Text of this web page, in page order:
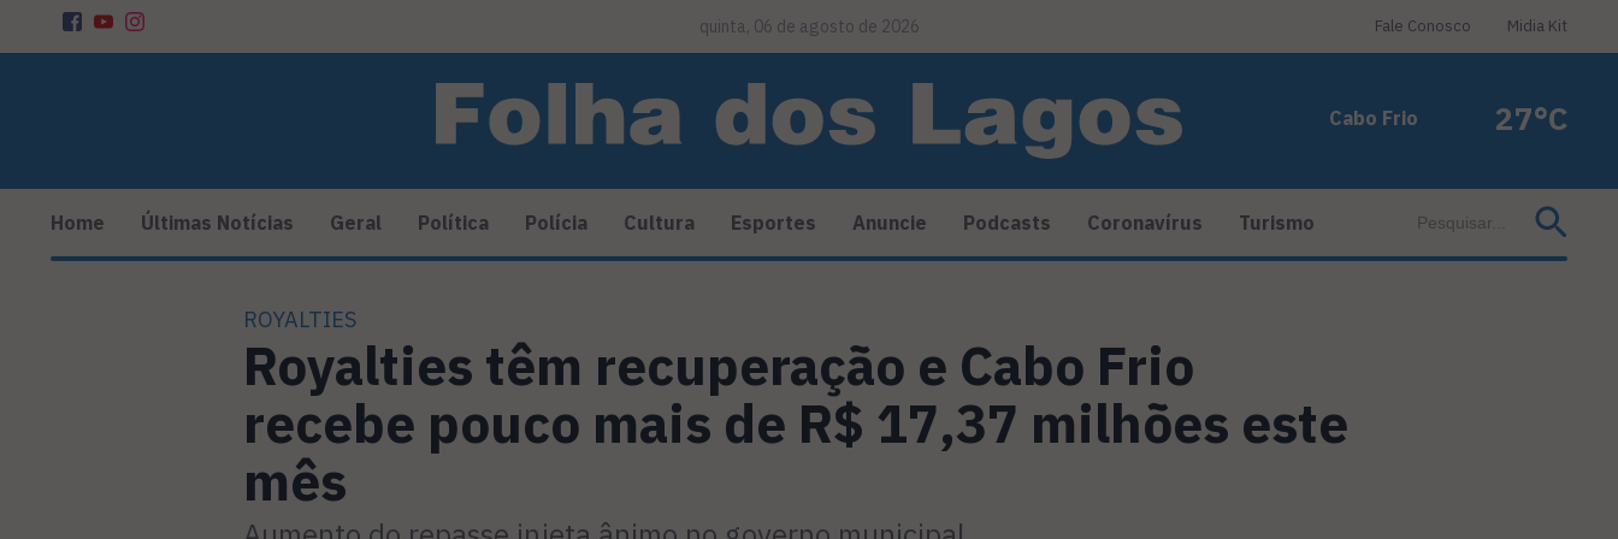
quinta, 06 de agosto de 2026 Fale Conosco Midia Kit
Cabo Frio 27°C
Home Últimas Notícias Geral Política Polícia Cultura Esportes Anuncie Podcasts Coronavírus Turismo
ROYALTIES
Royalties têm recuperação e Cabo Frio
recebe pouco mais de R$ 17,37 milhões este
mês